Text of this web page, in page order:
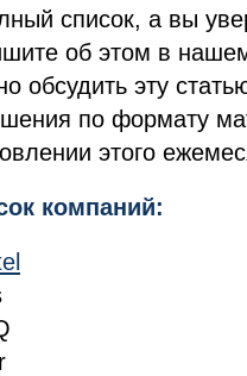
список, а вы
об этом в
обсудить эту
по формату
этого
компаний: